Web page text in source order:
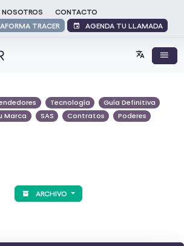
NOSOTROS
CONTACTO
TRACER AGENDA TU LLAMADA
Tecnología
Guía Definitiva
Marca SAS Contratos Poderes
ARCHIVO